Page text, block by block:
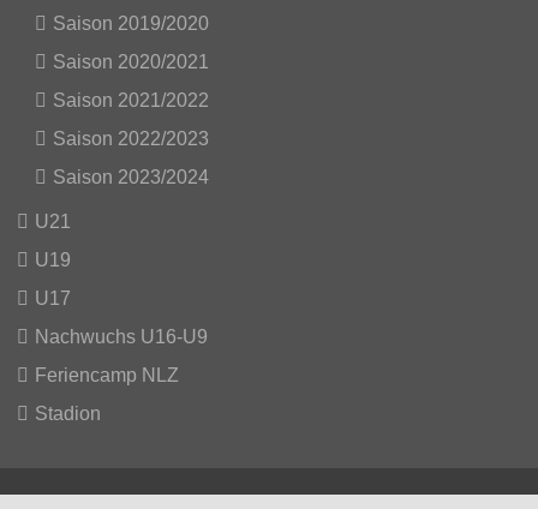
Saison 2019/2020
Saison 2020/2021
Saison 2021/2022
Saison 2022/2023
Saison 2023/2024
U21
U19
U17
Nachwuchs U16-U9
Feriencamp NLZ
Stadion